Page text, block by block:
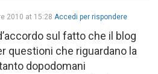
2010 at 15:28 Accedi per rispondere
sul fatto che il blog
questioni che riguardano la
dopodomani